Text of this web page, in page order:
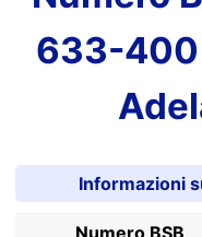
633-400
Informazioni
Numero BSB